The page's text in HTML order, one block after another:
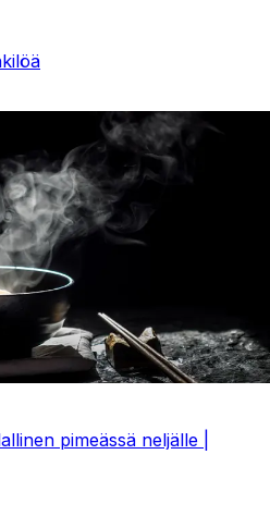
pimeässä neljälle |